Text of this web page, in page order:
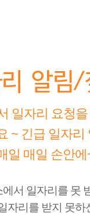
일자리 요청
~ 긴급 일자리
일 매일 손안에
서 일자리를 못
자리를 받지 못하